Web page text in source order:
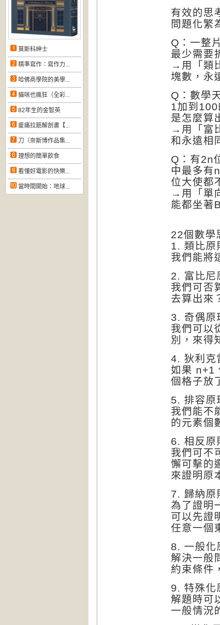
莫斯科紳士
精準寫作：寫作力...
哈佛商學院的美學...
貓咪也瘋狂（全彩...
82年生的金智英
痠痛拉筋解剖書【...
刀（奈斯博作品集...
理想的簡單飲食
看懂好電影的快樂...
當時間開始：地球...
有效的思
問題化繁
Q：一整
最少需要
→用「類
塊數，
Q：數學
1加到
是怎麼算
→用「富
和永遠相
Q：有2n
中最多有
位大使都
→用「單
能都坐
22個數學
1. 類比原
我們能將
2. 富比尼
我們可否
去算出來
3. 奇偶原
我們可以
別，來得
4. 狄利克
如果 n+1
個格子放
5. 排容原
我們能不
的元素個
6. 相反原
我們可不
懈可擊的
來證明原
7. 歸納原
為了證明
可以先證
任意一個
8. 一般化
解決一般
約束條件
9. 特殊化
解題時可
一般情況